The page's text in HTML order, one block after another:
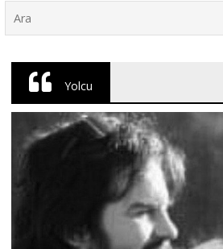
Derkenar
Sivil Toplum
Kültür - Sanat
Yolcu